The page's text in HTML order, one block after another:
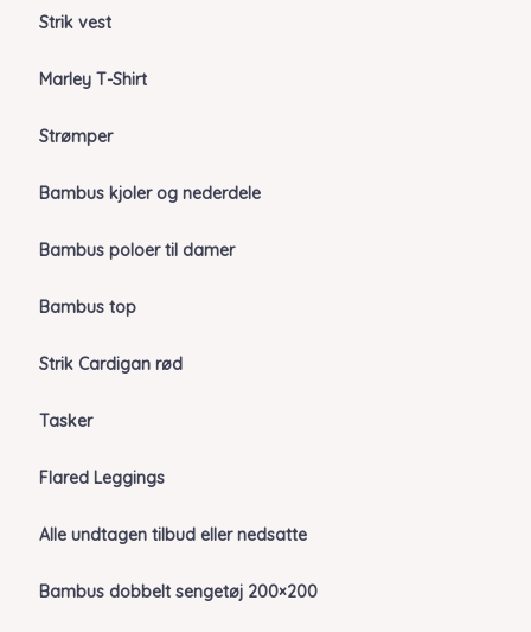
Strik vest
Marley T-Shirt
Strømper
Bambus kjoler og nederdele
Bambus poloer til damer
Bambus top
Strik Cardigan rød
Tasker
Flared Leggings
Alle undtagen tilbud eller nedsatte
Bambus dobbelt sengetøj 200×200